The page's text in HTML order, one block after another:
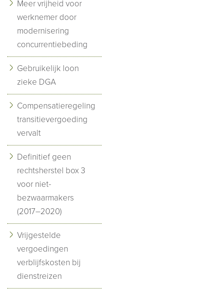
Meer vrijheid voor
werknemer door
modernisering
concurrentiebeding
Gebruikelijk loon
zieke DGA
Compensatieregeling
transitievergoeding
vervalt
Definitief geen
rechtsherstel box 3
voor niet-
bezwaarmakers
(2017–2020)
Vrijgestelde
vergoedingen
verblijfskosten bij
dienstreizen